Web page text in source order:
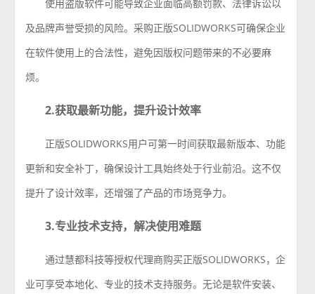
使用盗版软件可能导致企业面临高额罚款、法律诉讼以
及品牌声誉受损的风险。采购正版SOLIDWORKS可确保企业
在软件使用上的合法性，避免因版权问题带来的不必要麻
烦。
2.获取最新功能，提升设计效率
正版SOLIDWORKS用户可第一时间获取最新版本、功能
更新和安全补丁，确保设计工具始终处于行业前沿。这不仅
提升了设计效率，还增强了产品的市场竞争力。
3.专业技术支持，解决使用难题
通过慧都科技等授权代理商购买正版SOLIDWORKS，企
业可享受本地化、专业的技术支持服务。无论是软件安装、